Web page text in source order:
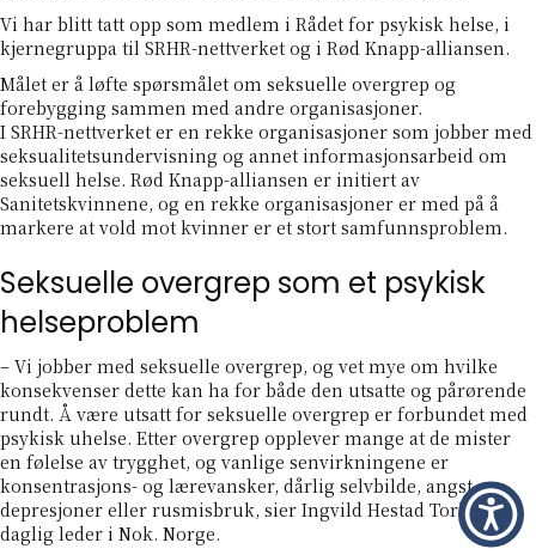
Vi har blitt tatt opp som medlem i Rådet for psykisk helse, i
kjernegruppa til SRHR-nettverket og i Rød Knapp-alliansen.
Målet er å løfte spørsmålet om seksuelle overgrep og
forebygging sammen med andre organisasjoner.
I SRHR-nettverket er en rekke organisasjoner som jobber med
seksualitetsundervisning og annet informasjonsarbeid om
seksuell helse. Rød Knapp-alliansen er initiert av
Sanitetskvinnene, og en rekke organisasjoner er med på å
markere at vold mot kvinner er et stort samfunnsproblem.
Seksuelle overgrep som et psykisk
helseproblem
– Vi jobber med seksuelle overgrep, og vet mye om hvilke
konsekvenser dette kan ha for både den utsatte og pårørende
rundt. Å være utsatt for seksuelle overgrep er forbundet med
psykisk uhelse. Etter overgrep opplever mange at de mister
en følelse av trygghet, og vanlige senvirkningene er
konsentrasjons- og lærevansker, dårlig selvbilde, angst,
depresjoner eller rusmisbruk, sier Ingvild Hestad Torkelsen,
daglig leder i Nok. Norge.